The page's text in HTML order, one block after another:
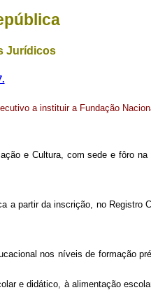
Jurídicos
a instituir a Fundação
e Cultura, com sede e fôro
a partir da inscrição, no
nos níveis de formação
e didático, à